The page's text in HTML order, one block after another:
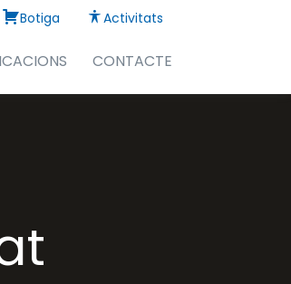
Botiga Activitats
CONTACTE